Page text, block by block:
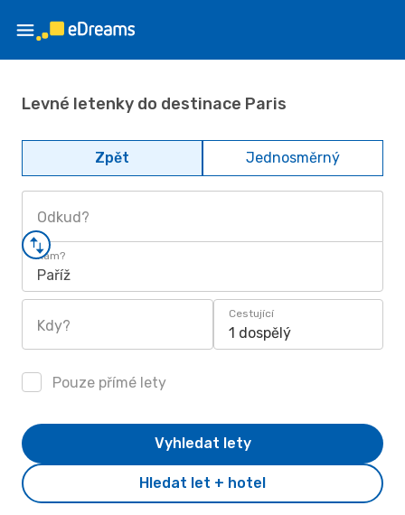
Levné letenky do destinace Paris
Zpět Jednosměrný
Odkud?
Kam?
Paříž
Kdy?
Cestující
1 dospělý
Pouze přímé lety
Hledat let + hotel
Vyhledat lety